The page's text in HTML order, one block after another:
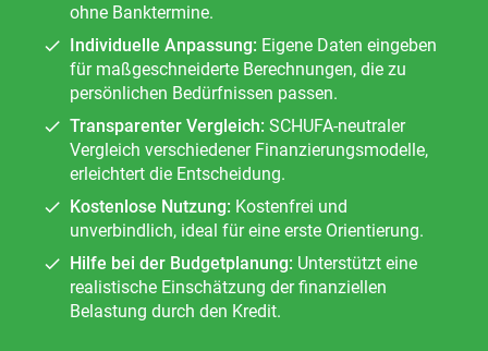
ohne Banktermine.
Individuelle Anpassung: Eigene Daten eingeben
für maßgeschneiderte Berechnungen, die zu
persönlichen Bedürfnissen passen.
Transparenter Vergleich: SCHUFA-neutraler
Vergleich verschiedener Finanzierungsmodelle,
erleichtert die Entscheidung.
Kostenlose Nutzung: Kostenfrei und
unverbindlich, ideal für eine erste Orientierung.
Hilfe bei der Budgetplanung: Unterstützt eine
realistische Einschätzung der finanziellen
Belastung durch den Kredit.